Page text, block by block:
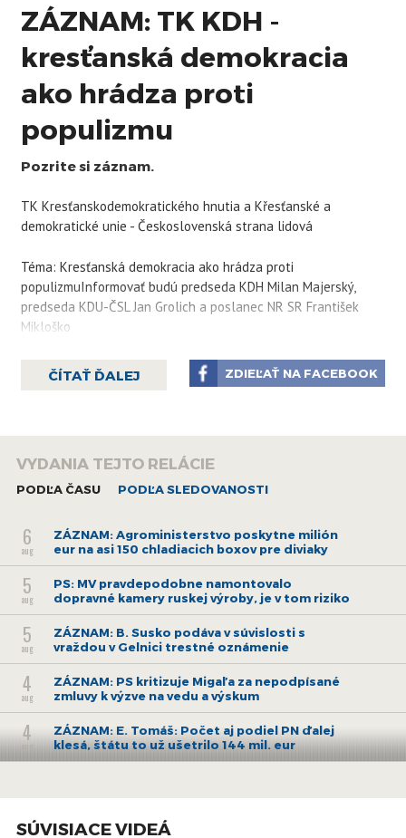
ZÁZNAM: TK KDH -
kresťanská demokracia
ako hrádza proti
populizmu
Pozrite si záznam.
TK Kresťanskodemokratického hnutia a Křesťanské a
demokratické unie - Československá strana lidová
Téma: Kresťanská demokracia ako hrádza proti
populizmuInformovať budú predseda KDH Milan Majerský,
predseda KDU-ČSL Jan Grolich a poslanec NR SR František
Mikloško
ČÍTAŤ ĎALEJ ZDIEĽAŤ NA FACEBOOK
VYDANIA TEJTO RELÁCIE
PODĽA ČASU PODĽA SLEDOVANOSTI
6
aug
ZÁZNAM: Agroministerstvo poskytne milión
eur na asi 150 chladiacich boxov pre diviaky
5
aug
PS: MV pravdepodobne namontovalo
dopravné kamery ruskej výroby, je v tom riziko
5
aug
ZÁZNAM: B. Susko podáva v súvislosti s
vraždou v Gelnici trestné oznámenie
4
aug
ZÁZNAM: PS kritizuje Migaľa za nepodpísané
zmluvy k výzve na vedu a výskum
4
aug
ZÁZNAM: E. Tomáš: Počet aj podiel PN ďalej
klesá, štátu to už ušetrilo 144 mil. eur
SÚVISIACE VIDEÁ